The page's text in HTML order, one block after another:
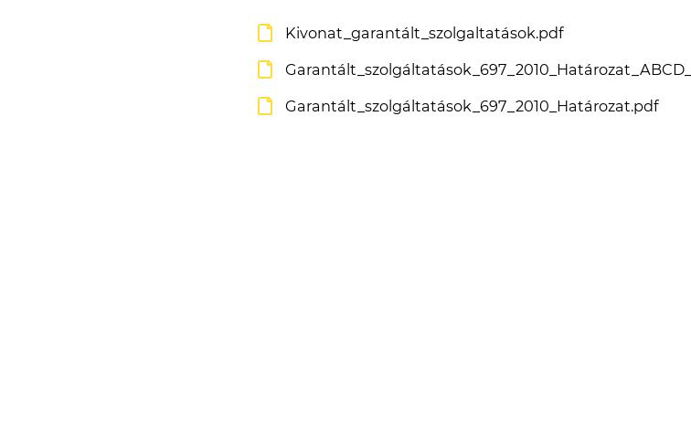
Kivonat_garantált_szolgaltatások.pdf
Garantált_szolgáltatások_697_2010_Határozat.pdf